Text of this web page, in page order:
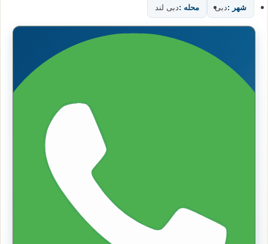
شهر : دبی محله :دبی لند